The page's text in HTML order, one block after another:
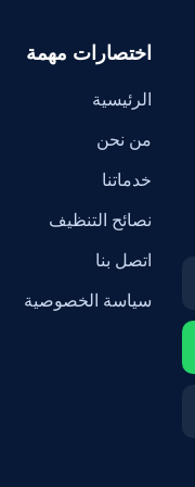
اختصارات مهمة
الرئيسية
من نحن
خدماتنا
نصائح التنظيف
اتصل بنا
سياسة الخصوصية